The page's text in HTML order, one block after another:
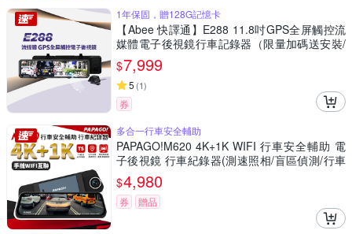
1年保固，贈128G記憶卡
【Abee 快譯通】E288 11.8吋GPS全屏觸控流
媒體電子後視鏡行車記錄器（限量加碼送安裝/
SONY星光大光圈/科技執法/區間測速/贈128G
卡）
$7,999
5 (1)
券
多合一行車安全輔助
PAPAGO!M620 4K+1K WIFI 行車安全輔助 電
子後視鏡 行車紀錄器(測速照相/盲區偵測/行車
記錄器)~急
$4,980
券 贈品